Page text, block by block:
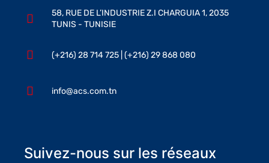
58, RUE DE L’INDUSTRIE Z.I CHARGUIA 1, 2035
TUNIS - TUNISIE
(+216) 28 714 725 | (+216) 29 868 080
info@acs.com.tn
Suivez-nous sur les réseaux